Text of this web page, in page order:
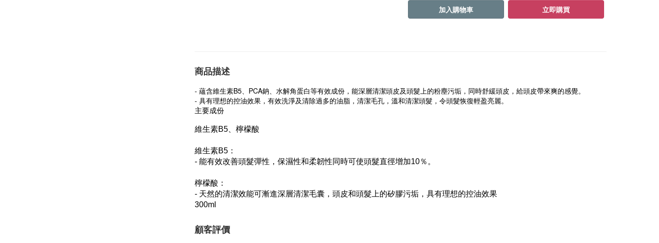
加入購物車 立即購買
商品描述
- 蘊含維生素B5、PCA鈉、水解角蛋白等有效成份，能深層清潔頭皮及頭髮上的粉塵污垢，同時舒緩頭皮，給頭皮帶來爽的感覺。
- 具有理想的控油效果，有效洗淨及清除過多的油脂，清潔毛孔，溫和清潔頭髮，令頭髮恢復輕盈亮麗。
主要成份
維生素B5、檸檬酸
維生素B5：
- 能有效改善頭髮彈性，保濕性和柔韌性同時可使頭髮直徑增加10％。
檸檬酸：
- 天然的清潔效能可漸進深層清潔毛囊，頭皮和頭髮上的矽膠污垢，具有理想的控油效果
300ml
顧客評價